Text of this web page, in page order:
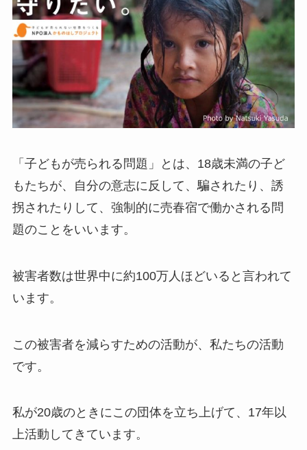
「子どもが売られる問題」とは、18歳未満の子ど
もたちが、自分の意志に反して、騙されたり、誘
拐されたりして、強制的に売春宿で働かされる問
題のことをいいます。
被害者数は世界中に約100万人ほどいると言われて
います。
この被害者を減らすための活動が、私たちの活動
です。
私が20歳のときにこの団体を立ち上げて、17年以
上活動してきています。